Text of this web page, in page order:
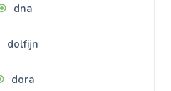
dna
dolfijn
dora